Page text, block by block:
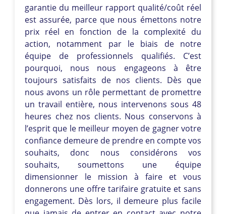
garantie du meilleur rapport qualité/coût réel
est assurée, parce que nous émettons notre
prix réel en fonction de la complexité du
action, notamment par le biais de notre
équipe de professionnels qualifiés. C’est
pourquoi, nous nous engageons à être
toujours satisfaits de nos clients. Dès que
nous avons un rôle permettant de promettre
un travail entière, nous intervenons sous 48
heures chez nos clients. Nous conservons à
l’esprit que le meilleur moyen de gagner votre
confiance demeure de prendre en compte vos
souhaits, donc nous considérons vos
souhaits, soumettons une équipe
dimensionner le mission à faire et vous
donnerons une offre tarifaire gratuite et sans
engagement. Dès lors, il demeure plus facile